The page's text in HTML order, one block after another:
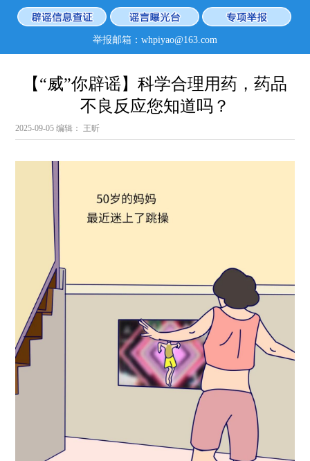
举报邮箱：whpiyao@163.com
【“威”你辟谣】科学合理用药，药品
不良反应您知道吗？
2025-09-05编辑： 王昕